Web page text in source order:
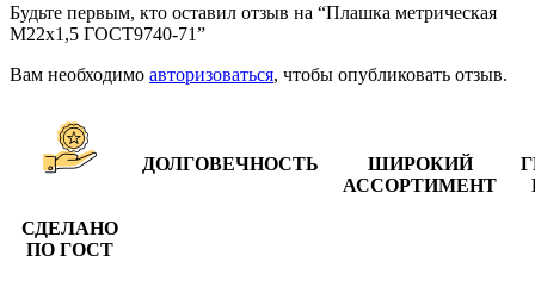
Будьте первым, кто оставил отзыв на “Плашка метрическая
М22х1,5 ГОСТ9740-71”
Вам необходимо авторизоваться, чтобы опубликовать отзыв.
СДЕЛАНО
ПО ГОСТ
ДОЛГОВЕЧНОСТЬ
ШИРОКИЙ
АССОРТИМЕНТ